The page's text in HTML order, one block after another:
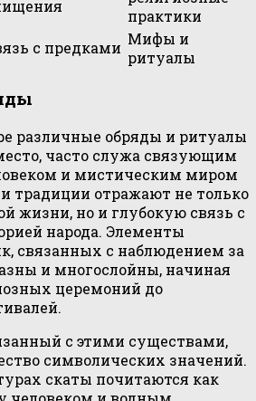
практики
с предками Мифы и
ритуалы
различные обряды и ритуалы
часто служа связующим
и мистическим миром
традиции отражают не только
жизни, но и глубокую связь с
народа. Элементы
связанных с наблюдением за
и многослойны, начиная
церемоний до
с этими существами,
символических значений.
скаты почитаются как